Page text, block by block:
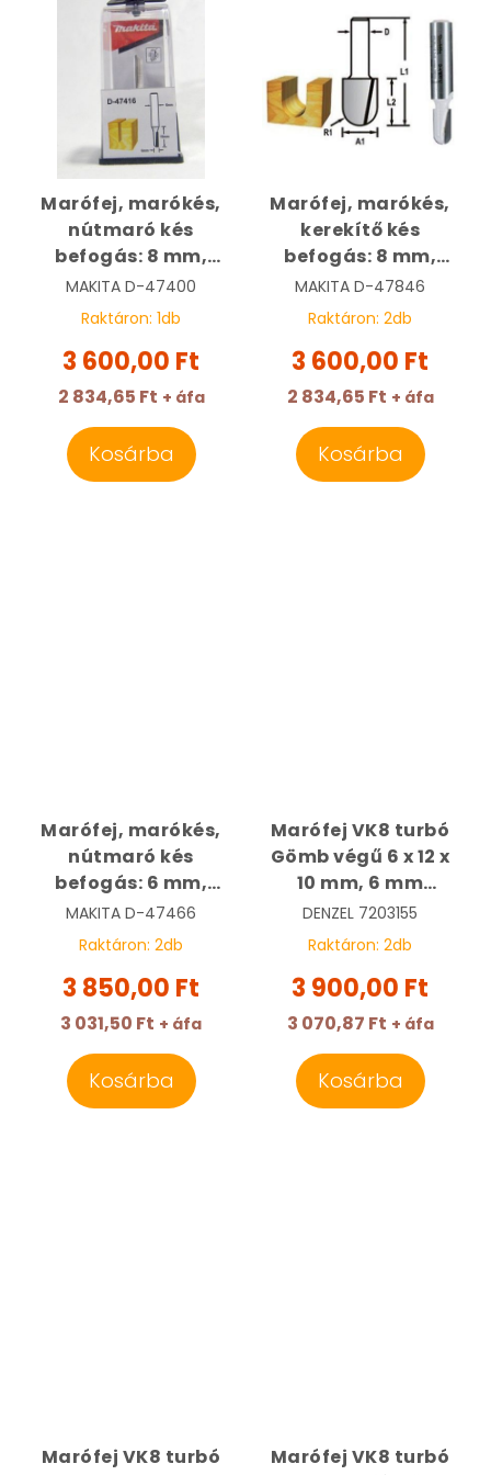
Marófej, marókés,
nútmaró kés
befogás: 8 mm,
átmérő: 6 mm,
hossz: 19 mm |
MAKITA D-47400
Raktáron: 1db
3 600,00 Ft
2 834,65 Ft + áfa
Kosárba
Marófej, marókés,
kerekítő kés
befogás: 8 mm,
átmérő: 9,5 mm,
rádisz: 4,8 mm |
MAKITA D-47846
Raktáron: 2db
3 600,00 Ft
2 834,65 Ft + áfa
Kosárba
Marófej, marókés,
nútmaró kés
befogás: 6 mm,
átmérő: 10 mm,
hossz: 25,4 mm |
MAKITA D-47466
Raktáron: 2db
3 850,00 Ft
3 031,50 Ft + áfa
Kosárba
Marófej VK8 turbó
Gömb végű 6 x 12 x
10 mm, 6 mm
befogás | DENZEL
7203155
DENZEL 7203155
Raktáron: 2db
3 900,00 Ft
3 070,87 Ft + áfa
Kosárba
Marófej VK8 turbó
Marófej VK8 turbó